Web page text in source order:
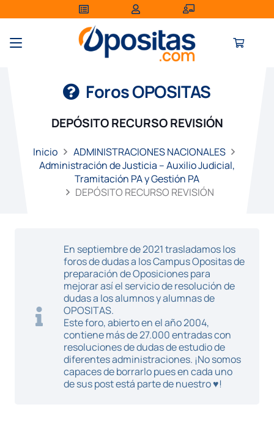
Foros OPOSITAS
DEPÓSITO RECURSO REVISIÓN
Inicio
ADMINISTRACIONES NACIONALES
Administración de Justicia – Auxilio Judicial,
Tramitación PA y Gestión PA
DEPÓSITO RECURSO REVISIÓN
En septiembre de 2021 trasladamos los
foros de dudas a los Campus Opositas de
preparación de Oposiciones para
mejorar así el servicio de resolución de
dudas a los alumnos y alumnas de
OPOSITAS.
Este foro, abierto en el año 2004,
contiene más de 27.000 entradas con
resoluciones de dudas de estudio de
diferentes administraciones. ¡No somos
capaces de borrarlo pues en cada uno
de sus post está parte de nuestro ♥!